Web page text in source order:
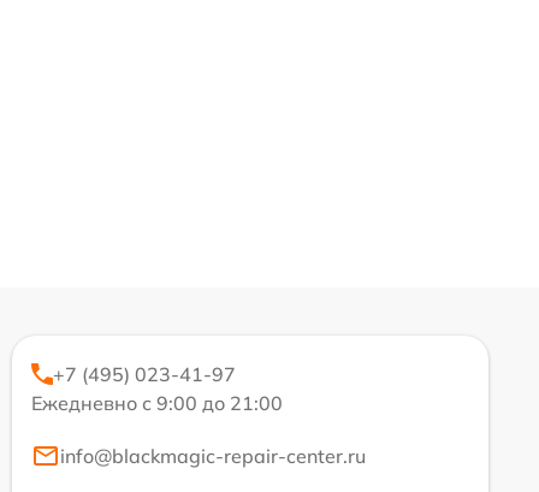
+7 (495) 023-41-97
Ежедневно с 9:00 до 21:00
info@blackmagic-repair-center.ru